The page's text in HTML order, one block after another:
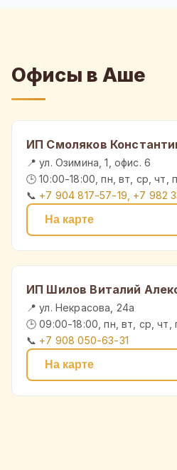
Офисы в Аше
ИП Смоляков
📍 ул. Озимина, 1, офис. 6
🕒 10:00-18:00, пн, вт, ср, чт,
📞 +7 904 817-57-19, +7 982
На карте
ИП Шилов Виталий
📍 ул. Некрасова, 24а
🕒 09:00-18:00, пн, вт, ср, чт,
📞 +7 908 050-63-31
На карте